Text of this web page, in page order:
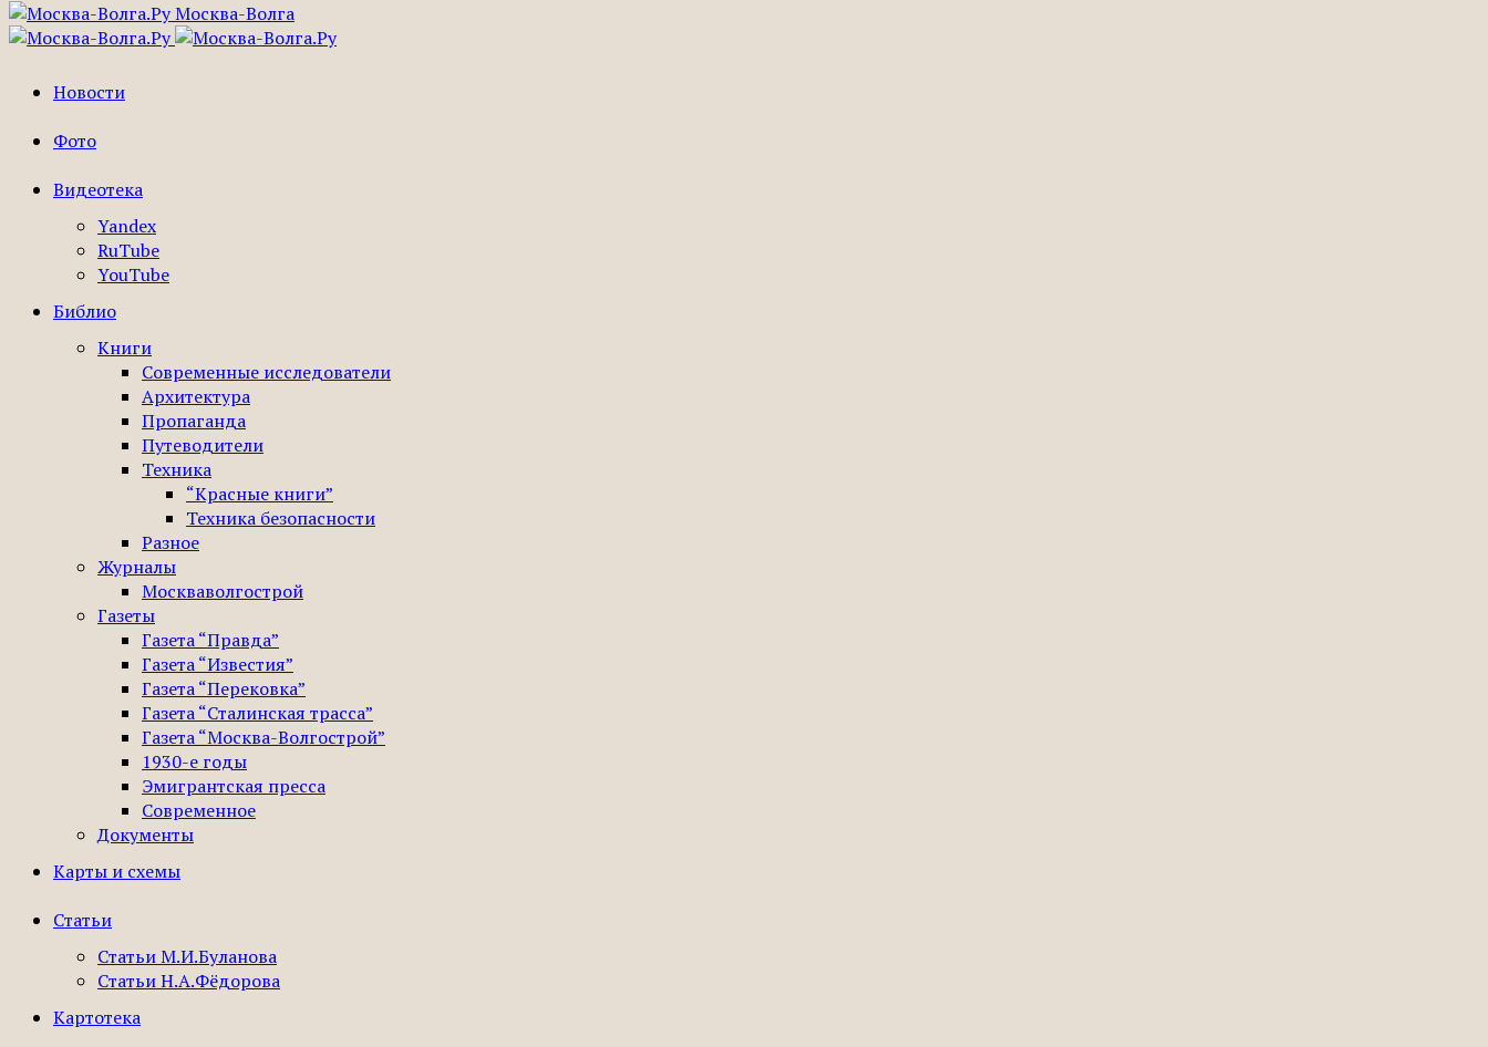
Москва-Волга
Новости
Фото
Видеотека
Yandex
RuTube
YouTube
Библио
Книги
Современные исследователи
Архитектура
Пропаганда
Путеводители
Техника
“Красные книги”
Техника безопасности
Разное
Журналы
Москваволгострой
Газеты
Газета “Правда”
Газета “Известия”
Газета “Перековка”
Газета “Сталинская трасса”
Газета “Москва-Волгострой”
1930-е годы
Эмигрантская пресса
Современное
Документы
Карты и схемы
Статьи
Статьи М.И.Буланова
Статьи Н.А.Фёдорова
Картотека